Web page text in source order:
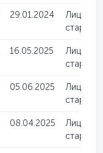
29.01.2024
16.05.2025
05.06.2025
08.04.2025